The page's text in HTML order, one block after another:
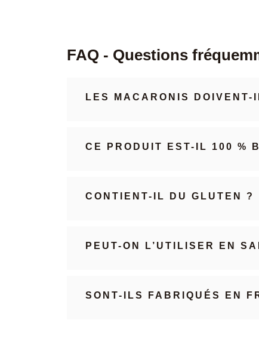
FAQ - Questions
LES MACARONIS
CE PRODUIT EST-IL 100 %
CONTIENT-IL DU GLUTEN ?
PEUT-ON L’UTILISER EN
SONT-ILS FABRIQUÉS EN